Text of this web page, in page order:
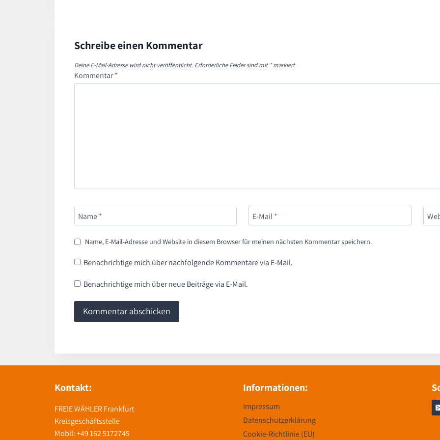
Schreibe einen Kommentar
Deine E-Mail-Adresse wird nicht veröffentlicht. Erforderliche Felder sind mit*markiert
Kommentar*
Name* E-Mail*
Name, E-Mail-Adresse und Website in diesem Browser für meinen nächsten Kommentar speichern.
Benachrichtige mich über nachfolgende Kommentare via E-Mail.
Benachrichtige mich über neue Beiträge via E-Mail.
Kontakt:
FREIE WÄHLER Frankfurt
Kreisgeschäftsstelle
Mobil: +49 162 5172745
Informationen:
Impressum
Datenschutzerklärung
Cookie-Richtlinie (EU)